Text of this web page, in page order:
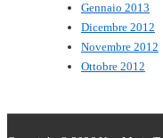
Gennaio 2013
Dicembre 2012
Novembre 2012
Ottobre 2012